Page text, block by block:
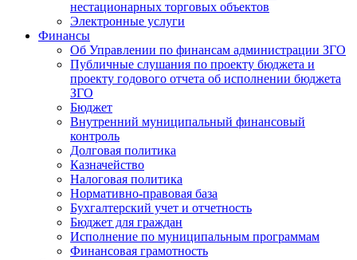
нестационарных торговых объектов
Электронные услуги
Финансы
Об Управлении по финансам администрации ЗГО
Публичные слушания по проекту бюджета и
проекту годового отчета об исполнении бюджета
ЗГО
Бюджет
Внутренний муниципальный финансовый
контроль
Долговая политика
Казначейство
Налоговая политика
Нормативно-правовая база
Бухгалтерский учет и отчетность
Бюджет для граждан
Исполнение по муниципальным программам
Финансовая грамотность